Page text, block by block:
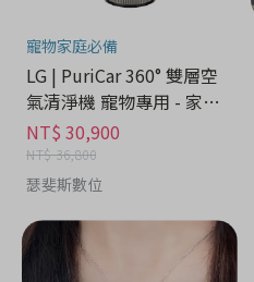
寵物家庭必備
LG | PuriCar 360° 雙層空
氣清淨機 寵物專用 - 家電
分期
NT$ 30,900
NT$ 36,800
瑟斐斯數位